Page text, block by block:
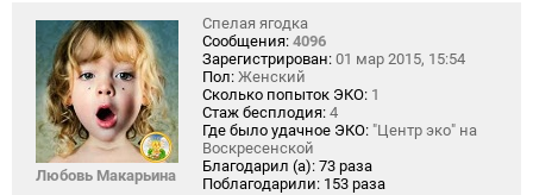
Любовь Макарьина
Спелая ягодка
Сообщения: 4096
Зарегистрирован: 01 мар 2015, 15:54
Пол: Женский
Сколько попыток ЭКО: 1
Стаж бесплодия: 4
Где было удачное ЭКО: "Центр эко" на
Воскресенской
Благодарил (а): 73 раза
Поблагодарили: 153 раза